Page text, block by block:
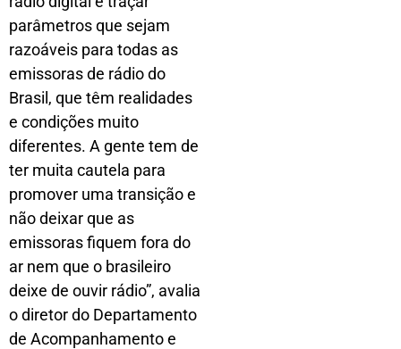
parâmetros que sejam
razoáveis para todas as
emissoras de rádio do
Brasil, que têm realidades
e condições muito
diferentes. A gente tem de
ter muita cautela para
promover uma transição e
não deixar que as
emissoras fiquem fora do
ar nem que o brasileiro
deixe de ouvir rádio”, avalia
o diretor do Departamento
de Acompanhamento e